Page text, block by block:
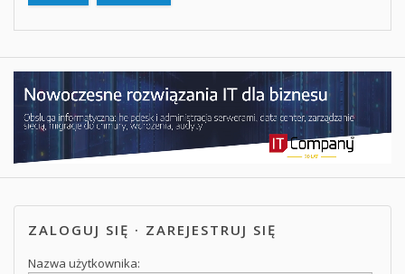
ZALOGUJ SIĘ · ZAREJESTRUJ SIĘ
Nazwa użytkownika: